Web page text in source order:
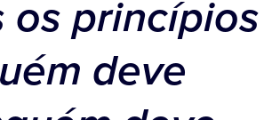
os princípios
deve